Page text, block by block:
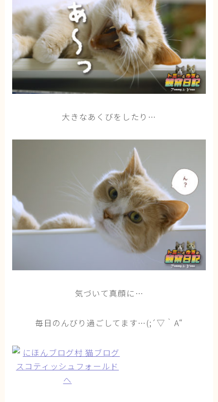
大きなあくびをしたり…
気づいて真顔に…
毎日のんびり過ごしてます…(;´▽｀A“